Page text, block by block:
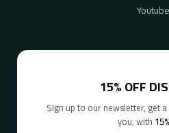
Youtube
15% OFF
Sign up to our newsletter, get
you, with